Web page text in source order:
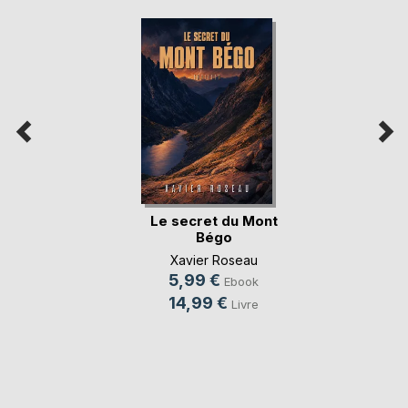
Le secret du Mont
Bégo
Xavier Roseau
5,99 € Ebook
14,99 € Livre